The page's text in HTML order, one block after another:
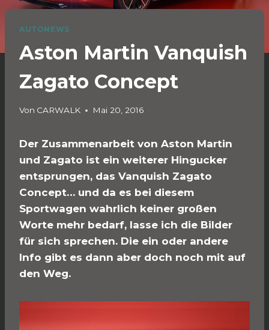
AUTONEWS
Aston Martin Vanquish
Zagato Concept
Von CARWALK Mai 20, 2016
Der Zusammenarbeit von Aston Martin
und Zagato ist ein weiterer Hingucker
entsprungen, das Vanquish Zagato
Concept… und da es bei diesem
Sportwagen wahrlich keiner großen
Worte mehr bedarf, lasse ich die Bilder
für sich sprechen. Die ein oder andere
Info gibt es dann aber doch noch mit auf
den Weg.